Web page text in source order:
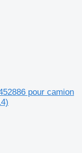
pour camion